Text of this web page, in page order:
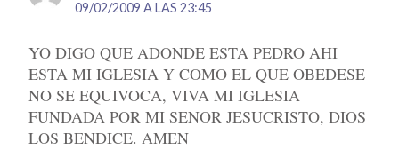
09/02/2009 A LAS 23:45
YO DIGO QUE ADONDE ESTA PEDRO AHI
ESTA MI IGLESIA Y COMO EL QUE OBEDESE
NO SE EQUIVOCA, VIVA MI IGLESIA
FUNDADA POR MI SENOR JESUCRISTO, DIOS
LOS BENDICE. AMEN